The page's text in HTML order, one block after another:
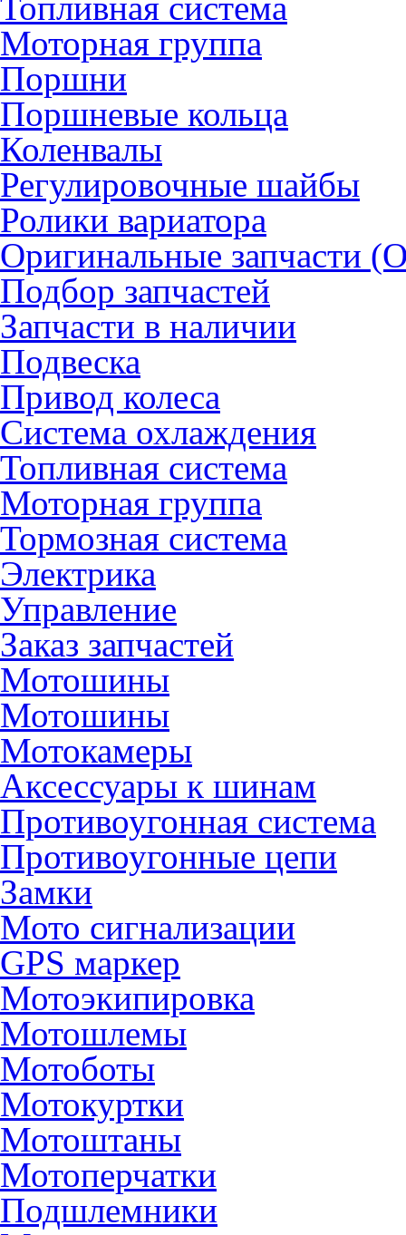
Моторная группа
Поршни
Поршневые кольца
Коленвалы
Регулировочные шайбы
Ролики вариатора
Оригинальные запчасти
Подбор запчастей
Запчасти в наличии
Подвеска
Привод колеса
Система охлаждения
Топливная система
Моторная группа
Тормозная система
Электрика
Управление
Заказ запчастей
Мотошины
Мотошины
Мотокамеры
Аксессуары к шинам
Противоугонная система
Противоугонные цепи
Замки
Мото сигнализации
GPS маркер
Мотоэкипировка
Мотошлемы
Мотоботы
Мотокуртки
Мотоштаны
Мотоперчатки
Подшлемники